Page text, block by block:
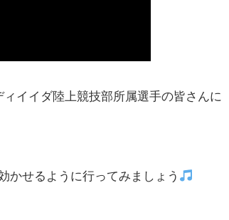
イイダ陸上競技部所属選手の皆さんに
かせるように行ってみましょう